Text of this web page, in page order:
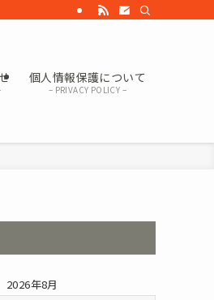
個人情報保護について
– PRIVACY POLICY –
2026年8月